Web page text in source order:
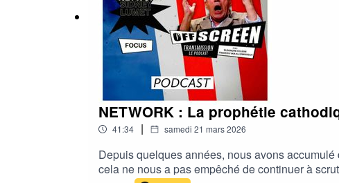
NETWORK : La prophétie
41:34 | samedi 21 mars 2026
Depuis quelques années, nous avons
cela ne nous a pas empêché de continuer à